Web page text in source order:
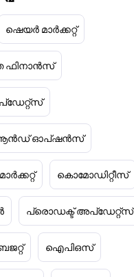
ഷെയർ മാർക്കറ്റ്
ഫിനാൻസ്
ആൻഡ് ഓപ്ഷൻസ്
കൊമോഡിറ്റീസ്
പ്രൊഡക്ട് അപ്‌ഡേറ്റ്സ്
ഐപിഒസ്